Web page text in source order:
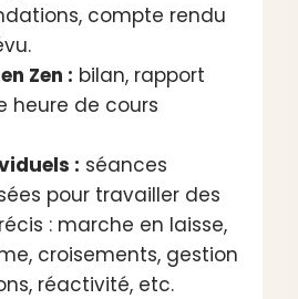
compte rendu
Zen : bilan, rapport
heure de cours
: séances
pour travailler des
: marche en laisse,
croisements, gestion
réactivité, etc.